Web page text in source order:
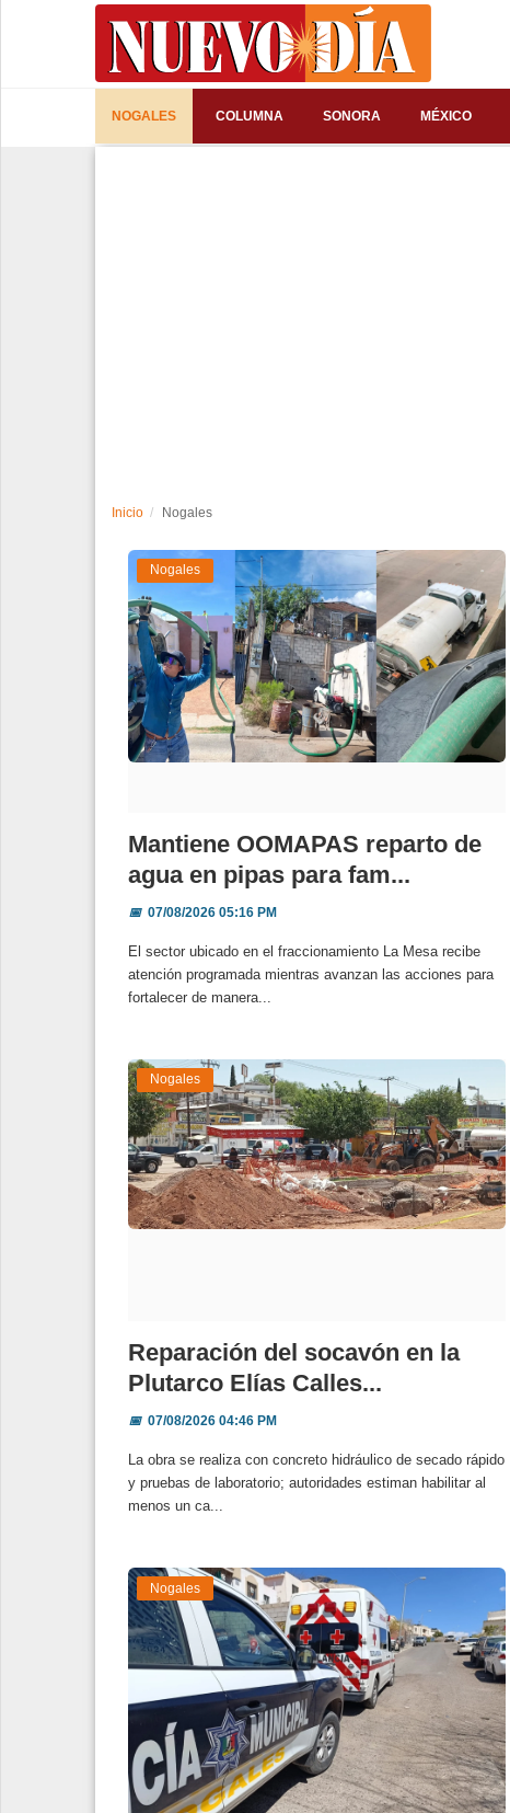
NOGALES COLUMNA SONORA MÉXICO
Edición Impresa
Inicio Nogales
Nogales
Mantiene OOMAPAS reparto de
agua en pipas para fam...
📅07/08/2026 05:16 PM
El sector ubicado en el fraccionamiento La Mesa recibe
atención programada mientras avanzan las acciones para
fortalecer de manera...
Nogales
Reparación del socavón en la
Plutarco Elías Calles...
📅07/08/2026 04:46 PM
La obra se realiza con concreto hidráulico de secado rápido
y pruebas de laboratorio; autoridades estiman habilitar al
menos un ca...
Nogales